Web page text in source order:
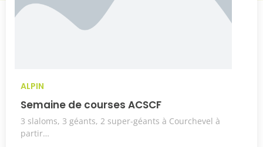
ALPIN
Semaine de courses ACSCF
3 slaloms, 3 géants, 2 super-géants à Courchevel à
partir…